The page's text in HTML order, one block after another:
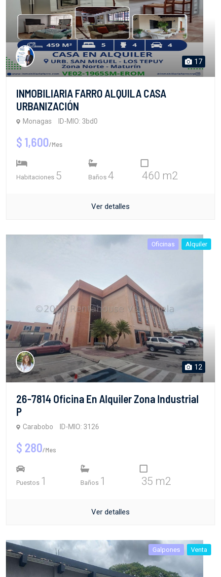
17
INMOBILIARIA FARRO ALQUILA CASA
URBANIZACIÓN
Monagas ID-MIO: 3bd0
$ 1,600/Mes
Habitaciones 5 Baños 4 460 m2
Ver detalles
Oficinas Alquiler
12
26-7814 Oficina En Alquiler Zona Industrial
P
Carabobo ID-MIO: 3126
$ 280/Mes
Puestos 1 Baños 1 35 m2
Ver detalles
Galpones Venta